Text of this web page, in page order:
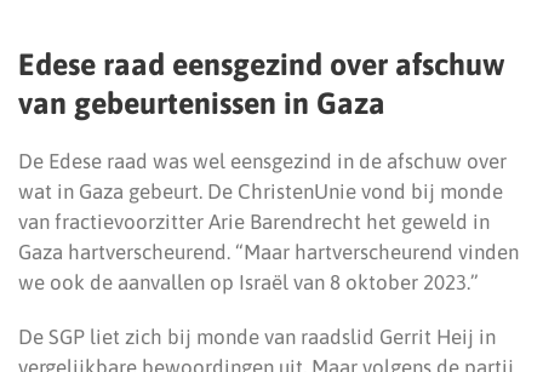
Edese raad eensgezind over afschuw
van gebeurtenissen in Gaza
De Edese raad was wel eensgezind in de afschuw over
wat in Gaza gebeurt. De ChristenUnie vond bij monde
van fractievoorzitter Arie Barendrecht het geweld in
Gaza hartverscheurend. “Maar hartverscheurend vinden
we ook de aanvallen op Israël van 8 oktober 2023.”
De SGP liet zich bij monde van raadslid Gerrit Heij in